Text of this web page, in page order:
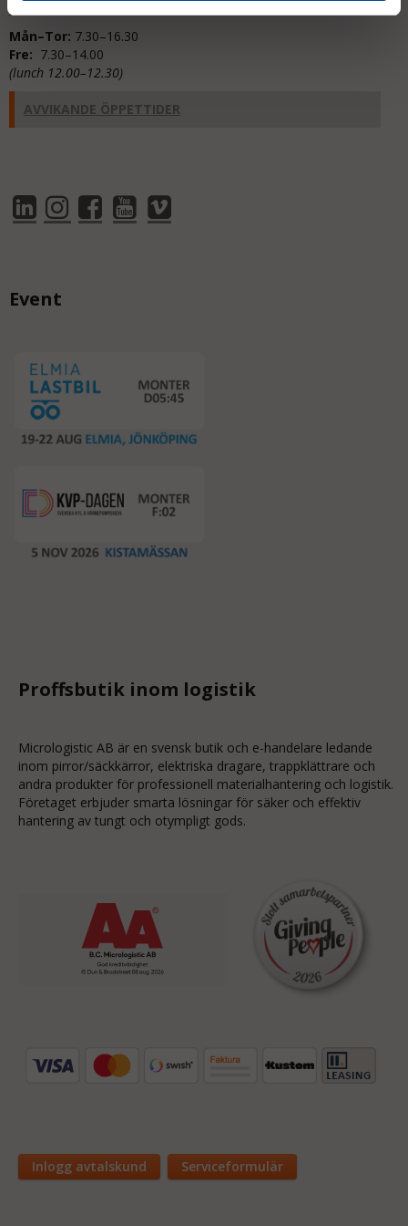
Mån–Tor: 7.30–16.30
Fre: 7.30–14.00
(lunch 12.00–12.30)
AVVIKANDE ÖPPETTIDER
Event
Proffsbutik inom logistik
Micrologistic AB är en svensk butik och e-handelare ledande
inom pirror/säckkärror, elektriska dragare, trappklättrare och
andra produkter för professionell materialhantering och logistik.
Företaget erbjuder smarta lösningar för säker och effektiv
hantering av tungt och otympligt gods.
Inlogg avtalskund Serviceformulär